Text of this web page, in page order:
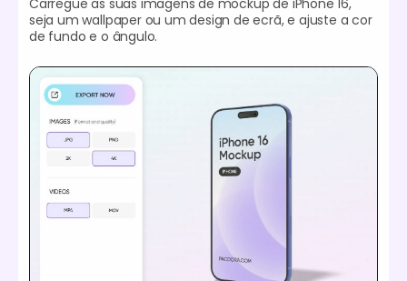
Carregue as suas imagens de mockup de iPhone 16,
seja um wallpaper ou um design de ecrã, e ajuste a cor
de fundo e o ângulo.